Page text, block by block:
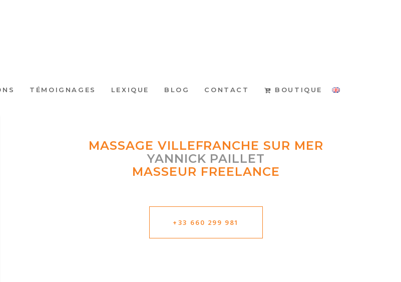
TÉMOIGNAGES LEXIQUE BLOG CONTACT BOUTIQUE
MASSAGE VILLEFRANCHE SUR MER
YANNICK PAILLET
MASSEUR FREELANCE
+33 660 299 981